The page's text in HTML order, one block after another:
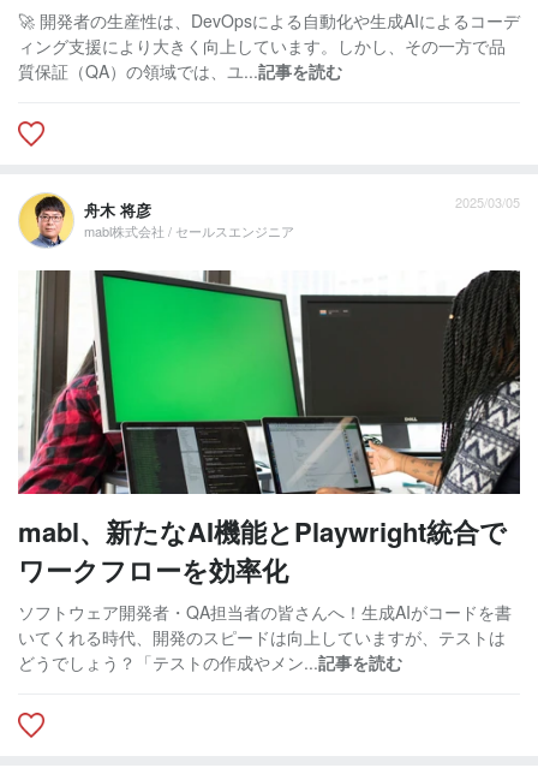
🚀 開発者の生産性は、DevOpsによる自動化や生成AIによるコーデ
ィング支援により大きく向上しています。しかし、その一方で品
質保証（QA）の領域では、ユ...記事を読む
舟木 将彦
mabl株式会社 / セールスエンジニア
2025/03/05
mabl、新たなAI機能とPlaywright統合で
ワークフローを効率化
ソフトウェア開発者・QA担当者の皆さんへ！生成AIがコードを書
いてくれる時代、開発のスピードは向上していますが、テストは
どうでしょう？「テストの作成やメン...記事を読む